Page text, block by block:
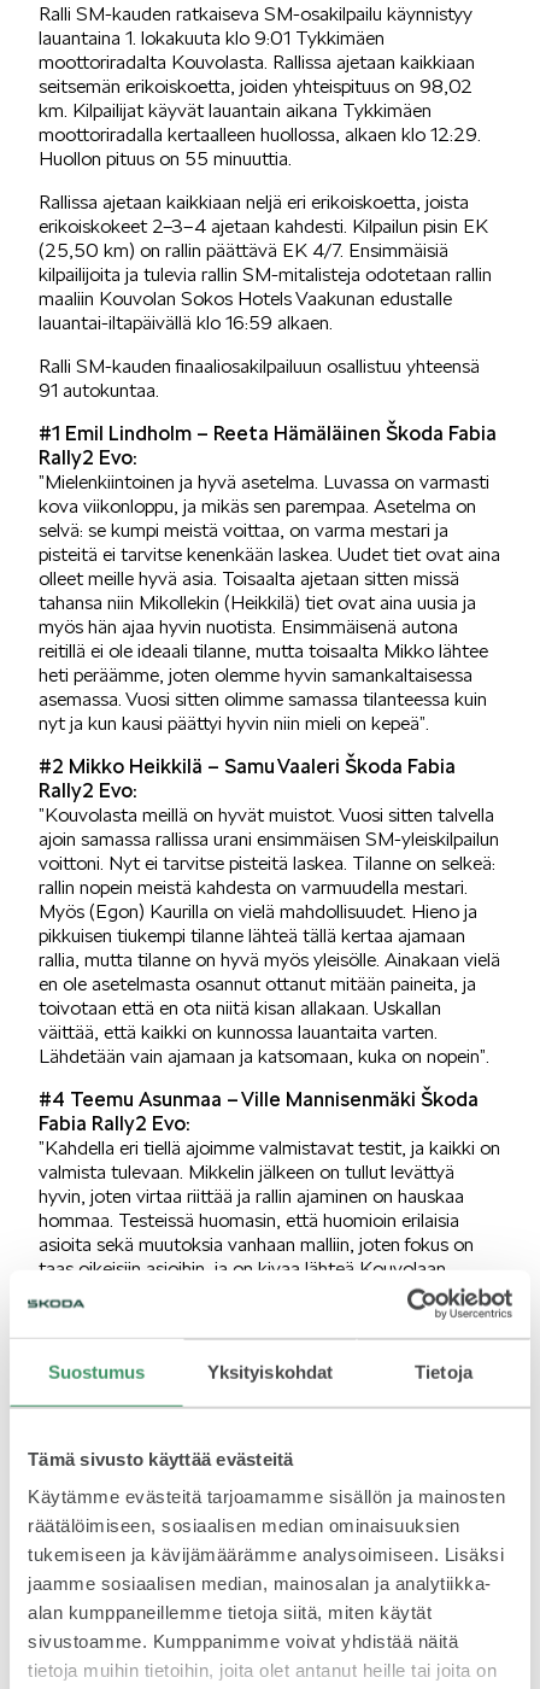
Suostumus Yksityiskohdat Tietoja
Tämä sivusto käyttää evästeitä
Käytämme evästeitä tarjoamamme sisällön ja mainosten
räätälöimiseen, sosiaalisen median ominaisuuksien
tukemiseen ja kävijämäärämme analysoimiseen. Lisäksi
jaamme sosiaalisen median, mainosalan ja analytiikka-
alan kumppaneillemme tietoja siitä, miten käytät
sivustoamme. Kumppanimme voivat yhdistää näitä
tietoja muihin tietoihin, joita olet antanut heille tai joita on
KUVASSA
MEIDÄN ŠKODAMME
ŠKODA PALVELEE
VASTUULLISUUS
ŠKODA 130 VUOTTA
ŠKODA MEDIASSA
SPONSOROINTI & YHTEISTYÖ
RALLI
Ralli SM-kauden ratkaiseva SM-osakilpailu käynnistyy
lauantaina 1. lokakuuta klo 9:01 Tykkimäen
moottoriradalta Kouvolasta. Rallissa ajetaan kaikkiaan
seitsemän erikoiskoetta, joiden yhteispituus on 98,02
km. Kilpailijat käyvät lauantain aikana Tykkimäen
moottoriradalla kertaalleen huollossa, alkaen klo 12:29.
Huollon pituus on 55 minuuttia.
Rallissa ajetaan kaikkiaan neljä eri erikoiskoetta, joista
erikoiskokeet 2–3–4 ajetaan kahdesti. Kilpailun pisin EK
(25,50 km) on rallin päättävä EK 4/7. Ensimmäisiä
kilpailijoita ja tulevia rallin SM-mitalisteja odotetaan rallin
maaliin Kouvolan Sokos Hotels Vaakunan edustalle
lauantai-iltapäivällä klo 16:59 alkaen.
Ralli SM-kauden finaaliosakilpailuun osallistuu yhteensä
91 autokuntaa.
#1 Emil Lindholm – Reeta Hämäläinen Škoda Fabia
Rally2 Evo:
”Mielenkiintoinen ja hyvä asetelma. Luvassa on varmasti
kova viikonloppu, ja mikäs sen parempaa. Asetelma on
selvä: se kumpi meistä voittaa, on varma mestari ja
pisteitä ei tarvitse kenenkään laskea. Uudet tiet ovat aina
olleet meille hyvä asia. Toisaalta ajetaan sitten missä
tahansa niin Mikollekin (Heikkilä) tiet ovat aina uusia ja
myös hän ajaa hyvin nuotista. Ensimmäisenä autona
reitillä ei ole ideaali tilanne, mutta toisaalta Mikko lähtee
heti peräämme, joten olemme hyvin samankaltaisessa
asemassa. Vuosi sitten olimme samassa tilanteessa kuin
nyt ja kun kausi päättyi hyvin niin mieli on kepeä”.
#2 Mikko Heikkilä – Samu Vaaleri Škoda Fabia
Rally2 Evo:
”Kouvolasta meillä on hyvät muistot. Vuosi sitten talvella
ajoin samassa rallissa urani ensimmäisen SM-yleiskilpailun
voittoni. Nyt ei tarvitse pisteitä laskea. Tilanne on selkeä:
rallin nopein meistä kahdesta on varmuudella mestari.
Myös (Egon) Kaurilla on vielä mahdollisuudet. Hieno ja
pikkuisen tiukempi tilanne lähteä tällä kertaa ajamaan
rallia, mutta tilanne on hyvä myös yleisölle. Ainakaan vielä
en ole asetelmasta osannut ottanut mitään paineita, ja
toivotaan että en ota niitä kisan allakaan. Uskallan
väittää, että kaikki on kunnossa lauantaita varten.
Lähdetään vain ajamaan ja katsomaan, kuka on nopein”.
#4 Teemu Asunmaa – Ville Mannisenmäki Škoda
Fabia Rally2 Evo:
”Kahdella eri tiellä ajoimme valmistavat testit, ja kaikki on
valmista tulevaan. Mikkelin jälkeen on tullut levättyä
hyvin, joten virtaa riittää ja rallin ajaminen on hauskaa
hommaa. Testeissä huomasin, että huomioin erilaisia
asioita sekä muutoksia vanhaan malliin, joten fokus on
taas oikeisiin asioihin, ja on kivaa lähteä Kouvolaan.
Mestaruudesta ajavat menevät muilta karkuun, sillä heillä
on niin kova lataus lauantaille. Tässä on jo katseet ensi
vuodessa, mutta kun mitaliin meillä on teoriassa vielä
mahdollisuudet, niin siitä totta kai lähdemme ajamaan”.
SM1-luokan SM-pistetilanne 6/7 osakilpailua:
Emil Lindholm, Škoda, 104
Mikko Heikkilä, Škoda, 96
Egon Kaur (EE), Volkswagen, 85
Teemu Asunmaa, Škoda, 81
Aleksi Röyhkiö, Volkswagen, 58
Juha Salo, Škoda, 56
Ralli SM-sarjan tulospalvelu on osoitteessa:
www.rallism.fi.